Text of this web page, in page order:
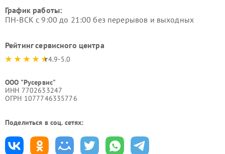
График работы:
ПН-ВСК с 9:00 до 21:00 без перерывов и выходных
Рейтинг сервисного центра
4.9-5.0
ООО "Русервис"
ИНН 7702633247
ОГРН 1077746335776
Поделиться в соц. сетях: